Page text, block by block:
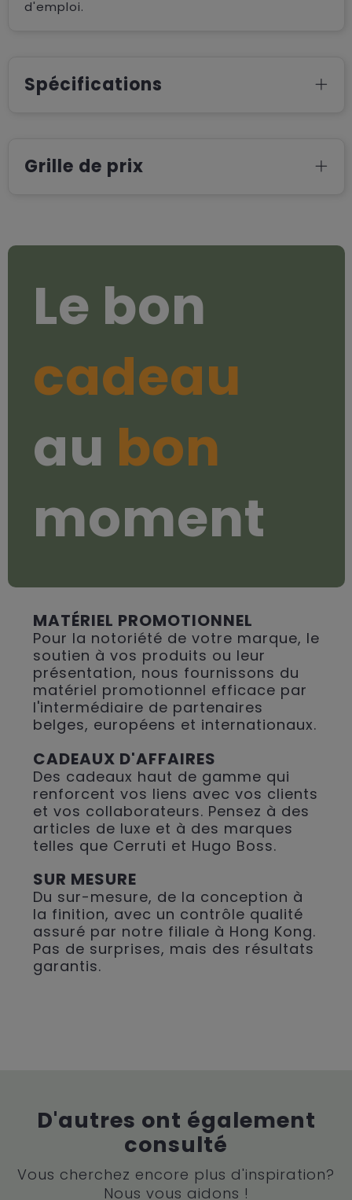
d'emploi.
Spécifications
Grille de prix
Le bon
cadeau
au bon
moment
MATÉRIEL PROMOTIONNEL
Pour la notoriété de votre marque, le
soutien à vos produits ou leur
présentation, nous fournissons du
matériel promotionnel efficace par
l'intermédiaire de partenaires
belges, européens et internationaux.
CADEAUX D'AFFAIRES
Des cadeaux haut de gamme qui
renforcent vos liens avec vos clients
et vos collaborateurs. Pensez à des
articles de luxe et à des marques
telles que Cerruti et Hugo Boss.
SUR MESURE
Du sur-mesure, de la conception à
la finition, avec un contrôle qualité
assuré par notre filiale à Hong Kong.
Pas de surprises, mais des résultats
garantis.
D'autres ont également
consulté
Vous cherchez encore plus d'inspiration?
Nous vous aidons !